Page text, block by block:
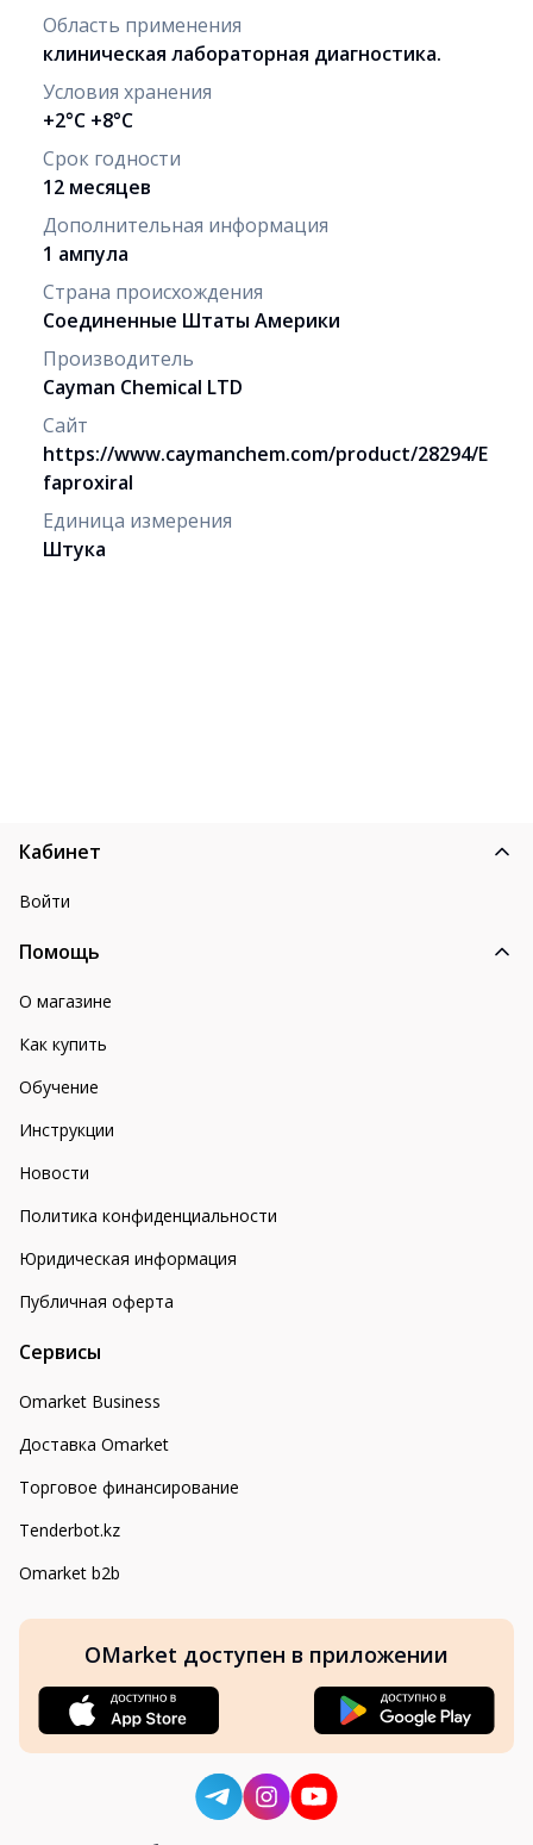
Область применения
клиническая лабораторная диагностика.
Условия хранения
+2°C +8°C
Срок годности
12 месяцев
Дополнительная информация
1 ампула
Страна происхождения
Соединенные Штаты Америки
Производитель
Cayman Chemical LTD
Сайт
https://www.caymanchem.com/product/28294/E
faproxiral
Единица измерения
Штука
Кабинет
Войти
Помощь
О магазине
Как купить
Обучение
Инструкции
Новости
Политика конфиденциальности
Юридическая информация
Публичная оферта
Сервисы
Omarket Business
Доставка Omarket
Торговое финансирование
Tenderbot.kz
Omarket b2b
OMarket доступен в приложении